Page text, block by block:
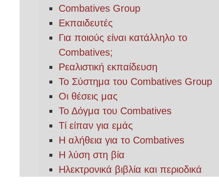
Combatives Group
Εκπαιδευτές
Για ποιούς είναι κατάλληλο το
Combatives;
Ρεαλιστική εκπαίδευση
Το Σύστημα του Combatives Group
Οι θέσεις μας
Το Δόγμα του Combatives
Τί είπαν για εμάς
Η αλήθεια για το Combatives
Η λύση στη βία
Ηλεκτρονικά βιβλία και περιοδικά